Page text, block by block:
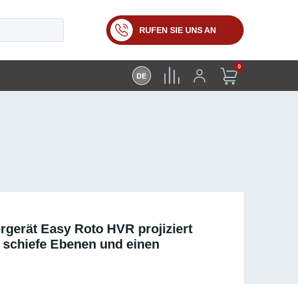
RUFEN SIE UNS AN
0
Easy Roto HVR projiziert
Ebenen und einen